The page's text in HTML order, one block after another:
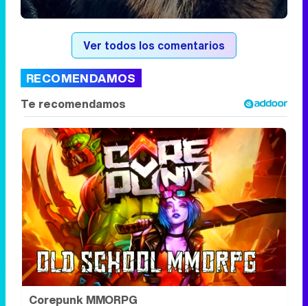
Ver todos los comentarios
RECOMENDAMOS
Corepunk MMORPG